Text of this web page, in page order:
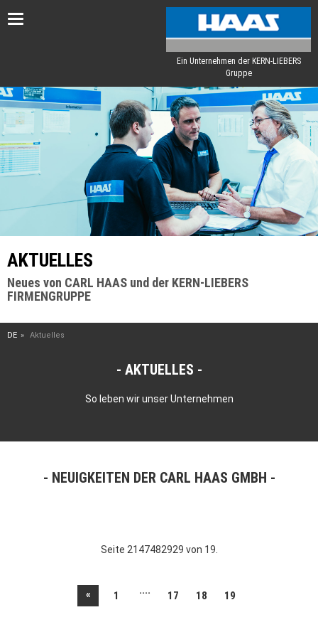
Toggle
Ein Unternehmen der KERN-LIEBERS
Gruppe
AKTUELLES
Neues von CARL HAAS und der KERN-LIEBERS
FIRMENGRUPPE
DE Aktuelles
AKTUELLES
So leben wir unser Unternehmen
NEUIGKEITEN DER CARL HAAS GMBH
Seite 2147482929 von 19.
« 1 .... 17 18 19